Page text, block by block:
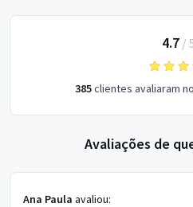
4.7 /
385clientes avaliaram
Avaliações de
Ana Paula avaliou: